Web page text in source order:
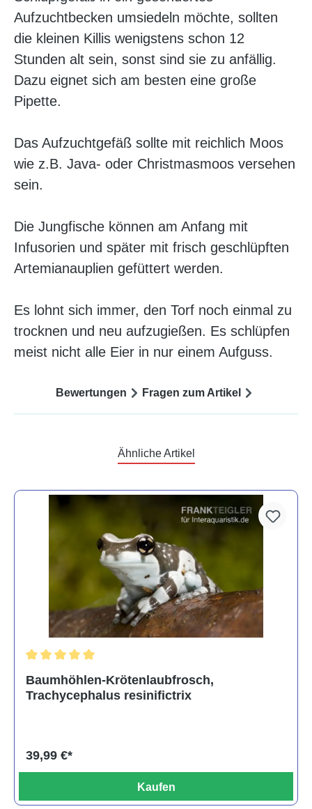
Aufzuchtbecken umsiedeln möchte, sollten
die kleinen Killis wenigstens schon 12
Stunden alt sein, sonst sind sie zu anfällig.
Dazu eignet sich am besten eine große
Pipette.
Das Aufzuchtgefäß sollte mit reichlich Moos
wie z.B. Java- oder Christmasmoos versehen
sein.
Die Jungfische können am Anfang mit
Infusorien und später mit frisch geschlüpften
Artemianauplien gefüttert werden.
Es lohnt sich immer, den Torf noch einmal zu
trocknen und neu aufzugießen. Es schlüpfen
meist nicht alle Eier in nur einem Aufguss.
Bewertungen Fragen zum Artikel
Ähnliche Artikel
Baumhöhlen-Krötenlaubfrosch,
Trachycephalus resinifictrix
39,99 €*
Kaufen